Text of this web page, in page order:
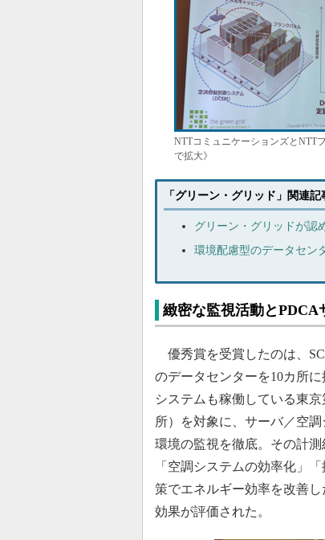
NTTコミュニケーションズとNTT
で拡大》
「グリーン・グリッド」関連記
グリーン・グリッドが認
環境配慮型のデータセン
緻密な監視活動とPDCA
優秀賞を受賞したのは、
のデータセンターを10カ所
システムも稼働している東
所）を対象に、サーバ／空
環境の監視を徹底。その計
「空調システムの効率化」
策でエネルギー効率を改善
効果が評価された。